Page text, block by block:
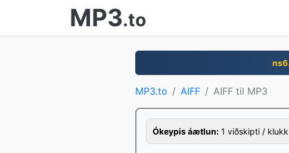
MP3.to
MP3.to AIFF AIFF til MP3
Ókeypis áætlun: 1 viðskipti /